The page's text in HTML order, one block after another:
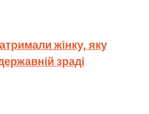
жінку, яку
зраді